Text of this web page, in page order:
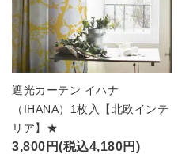
遮光カーテン イハナ
（IHANA）1枚入【北欧インテ
リア】★
3,800円(税込4,180円)